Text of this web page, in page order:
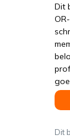
Dit
Dit